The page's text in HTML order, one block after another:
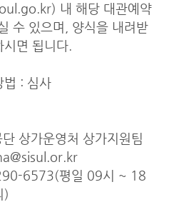
내 해당 대관예약
수 있으며, 양식을 내려받
면 됩니다.
: 심사
상가운영처 상가지원팀
6573(평일 09시 ~ 18
)